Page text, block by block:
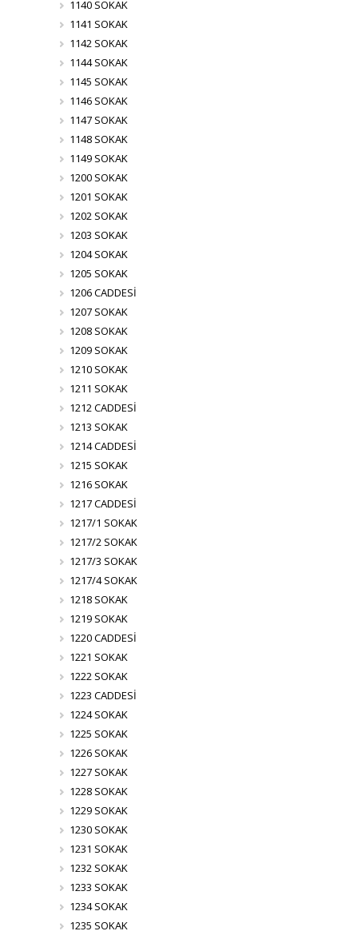
1140 SOKAK
1141 SOKAK
1142 SOKAK
1144 SOKAK
1145 SOKAK
1146 SOKAK
1147 SOKAK
1148 SOKAK
1149 SOKAK
1200 SOKAK
1201 SOKAK
1202 SOKAK
1203 SOKAK
1204 SOKAK
1205 SOKAK
1206 CADDESİ
1207 SOKAK
1208 SOKAK
1209 SOKAK
1210 SOKAK
1211 SOKAK
1212 CADDESİ
1213 SOKAK
1214 CADDESİ
1215 SOKAK
1216 SOKAK
1217 CADDESİ
1217/1 SOKAK
1217/2 SOKAK
1217/3 SOKAK
1217/4 SOKAK
1218 SOKAK
1219 SOKAK
1220 CADDESİ
1221 SOKAK
1222 SOKAK
1223 CADDESİ
1224 SOKAK
1225 SOKAK
1226 SOKAK
1227 SOKAK
1228 SOKAK
1229 SOKAK
1230 SOKAK
1231 SOKAK
1232 SOKAK
1233 SOKAK
1234 SOKAK
1235 SOKAK